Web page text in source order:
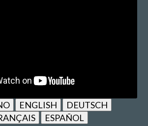
ENGLISH
DEUTSCH
ESPAÑOL